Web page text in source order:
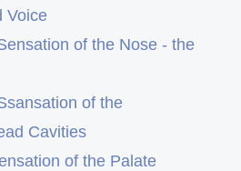
Voice
of the Nose - the
of the
Cavities
of the Palate